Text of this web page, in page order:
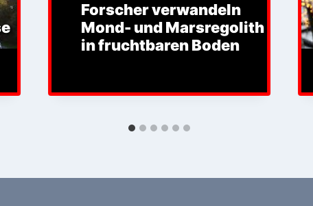
Forscher verwandeln
Mond- und Marsregolith
in fruchtbaren Boden